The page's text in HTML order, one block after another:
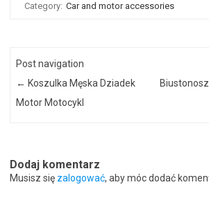
Category: Car and motor accessories
Post navigation
← Koszulka Męska Dziadek
Motor Motocykl
Dodaj komentarz
Musisz się zalogować, aby móc dodać